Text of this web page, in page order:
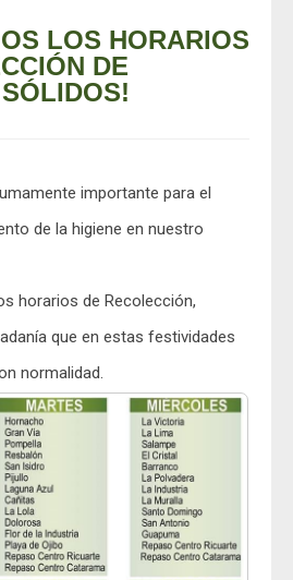
LOS HORARIOS
DE
importante para el
de la higiene en nuestro
horarios de Recolección,
que en estas festividades
normalidad.